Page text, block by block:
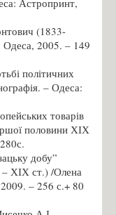
(1833-
Одеса, 2005. – 149
політичних
– Одеса:
товарів
половини ХІХ
добу”
– ХІХ ст.) /Олена
– 256 с.+ 80